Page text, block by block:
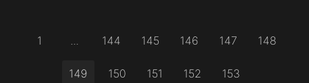
1 144 145 146 147 148
149 150 151 152 153